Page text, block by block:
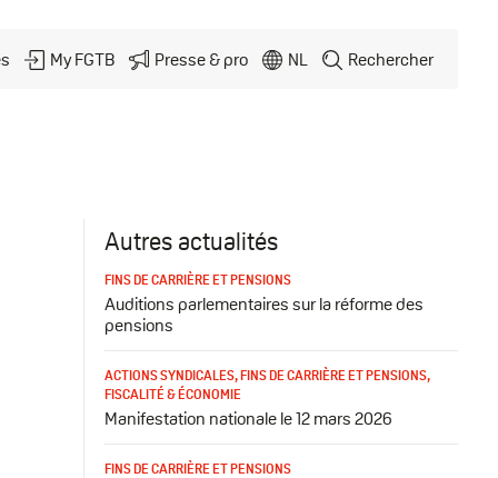
My FGTB Presse & pro NL Rechercher
Autres actualités
FINS DE CARRIÈRE ET PENSIONS
Auditions parlementaires sur la réforme des
pensions
ACTIONS SYNDICALES,FINS DE CARRIÈRE ET PENSIONS,
FISCALITÉ & ÉCONOMIE
Manifestation nationale le 12 mars 2026
FINS DE CARRIÈRE ET PENSIONS